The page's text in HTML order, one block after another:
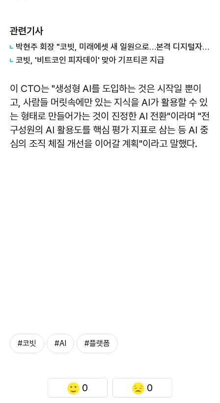
관련기사
박현주 회장 "코빗, 미래에셋 새 일원으로…본격 디지털자산 사업 확대"
코빗, '비트코인 피자데이' 맞아 기프티콘 지급
이 CTO는 "생성형 AI를 도입하는 것은 시작일 뿐이
고, 사람들 머릿속에만 있는 지식을 AI가 활용할 수 있
는 형태로 만들어가는 것이 진정한 AI 전환"이라며 "전
구성원의 AI 활용도를 핵심 평가 지표로 삼는 등 AI 중
심의 조직 체질 개선을 이어갈 계획"이라고 말했다.
#코빗 #AI #플랫폼
0 0